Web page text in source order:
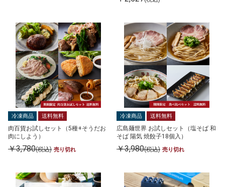
冷凍商品 送料無料
肉百貨お試しセット（5種+そうだお
肉にしよう）
￥3,780(税込) 売り切れ
冷凍商品 送料無料
広島麺世界 お試しセット（塩そば 和
そば 陽気 焼餃子18個入）
￥3,980(税込) 売り切れ